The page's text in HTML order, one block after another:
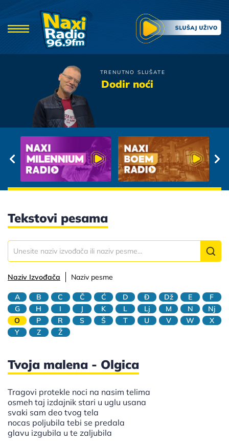
TRENUTNO SLUŠATE
Dodir noći
David Temelkov
Tekstovi pesama
Naziv Izvođača Naziv pesme
A B C Č Ć D Đ Dž E
F
G
H I J K L Lj M N
Nj
O
P R S Š T U V W
X
Y
Z Ž
Tvoja malena - Olgica
Tragovi protekle noci na nasim telima
osmeh taj izdajnik stari u uglu usana
svaki sam deo tvog tela
nocas poljubila tebi se predala
glavu izgubila u te zaljubila